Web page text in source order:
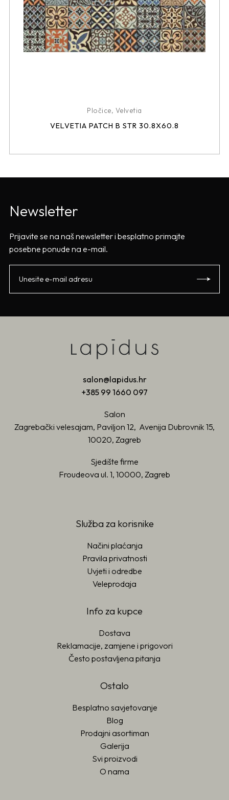
Pločice, Velvetia
VELVETIA PATCH B STR 30.8X60.8
Newsletter
Prijavite se na naš newsletter i besplatno primajte
posebne ponude na e-mail.
salon@lapidus.hr
+385 99 1660 097
Salon
Zagrebački velesajam, Paviljon 12, Avenija Dubrovnik 15,
10020, Zagreb
Sjedište firme
Froudeova ul. 1, 10000, Zagreb
Služba za korisnike
Načini plaćanja
Pravila privatnosti
Uvjeti i odredbe
Veleprodaja
Info za kupce
Dostava
Reklamacije, zamjene i prigovori
Često postavljena pitanja
Ostalo
Besplatno savjetovanje
Blog
Prodajni asortiman
Galerija
Svi proizvodi
O nama